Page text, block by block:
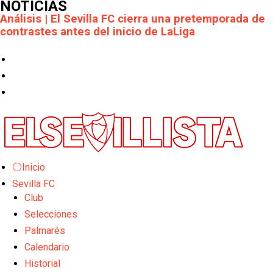
NOTICIAS
Análisis | El Sevilla FC cierra una pretemporada de
contrastes antes del inicio de LaLiga
Apuesta por la juventud y las ideas claras: el once
El Rayo Vallecano llega a la cita de Nervión con
derrota
Crónica Pretemporada | Xerez DFC 1-0 Sevilla
Atlético
Sevilla FC
El Tribunal Superior de Justicia concede la
cautelar a Isi Palazón
⚪Inicio
Sevilla FC
Club
Selecciones
Palmarés
Calendario
Historial